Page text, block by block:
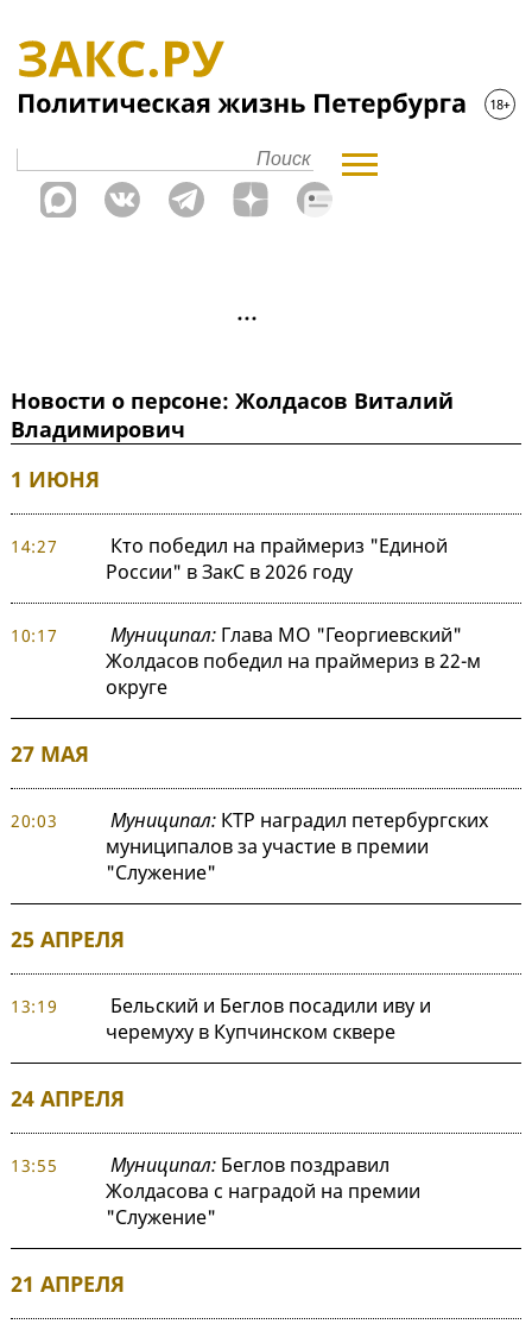
Новости о персоне: Жолдасов Виталий
Владимирович
1 ИЮНЯ
14:27
Кто победил на праймериз "Единой
России" в ЗакС в 2026 году
10:17 Муниципал:Глава МО "Георгиевский"
Жолдасов победил на праймериз в 22-м
округе
27 МАЯ
20:03 Муниципал:КТР наградил петербургских
муниципалов за участие в премии
"Служение"
25 АПРЕЛЯ
13:19
Бельский и Беглов посадили иву и
черемуху в Купчинском сквере
24 АПРЕЛЯ
13:55 Муниципал:Беглов поздравил
Жолдасова с наградой на премии
"Служение"
21 АПРЕЛЯ